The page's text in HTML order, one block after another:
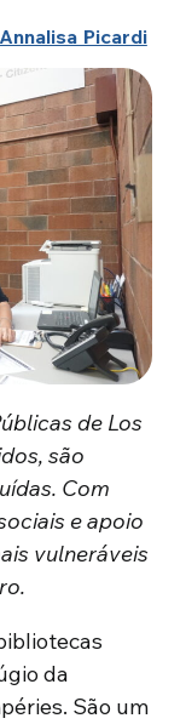
Annalisa Picardi
de Los
são
Com
e apoio
vulneráveis
da
São um